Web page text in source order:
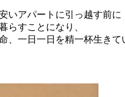
いアパートに引っ越す前に
らすことになり、
、一日一日を精一杯生き